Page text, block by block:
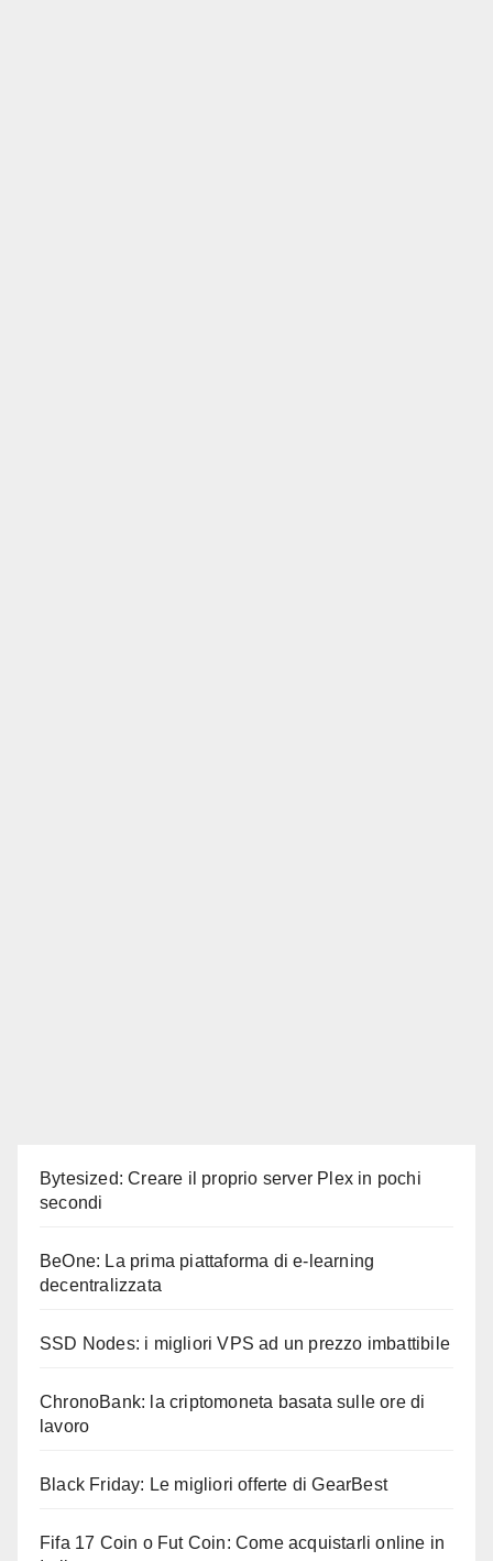
Bytesized: Creare il proprio server Plex in pochi
secondi
BeOne: La prima piattaforma di e-learning
decentralizzata
SSD Nodes: i migliori VPS ad un prezzo imbattibile
ChronoBank: la criptomoneta basata sulle ore di
lavoro
Black Friday: Le migliori offerte di GearBest
Fifa 17 Coin o Fut Coin: Come acquistarli online in